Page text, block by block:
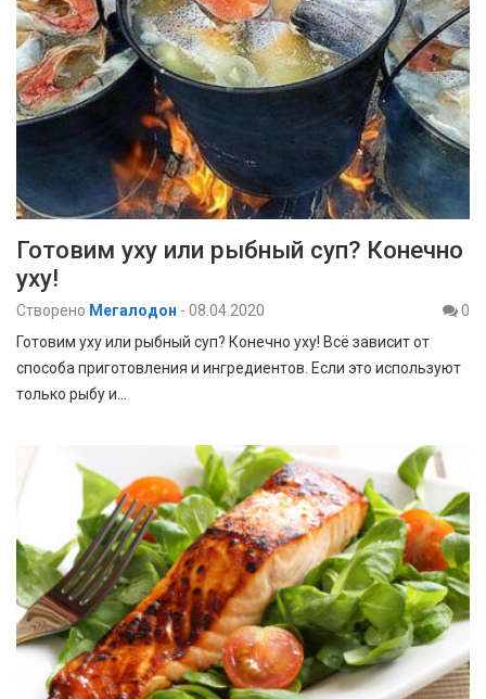
Готовим уху или рыбный суп? Конечно
уху!
Створено Мегалодон - 08.04.2020
0
Готовим уху или рыбный суп? Конечно уху! Всё зависит от
способа приготовления и ингредиентов. Если это используют
только рыбу и…